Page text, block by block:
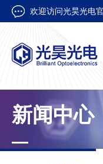
欢迎访问光昊光电
新闻中心